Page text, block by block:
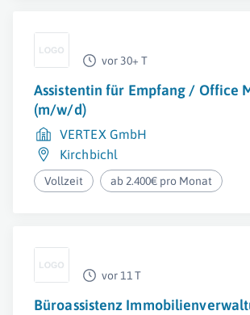
vor 30+ T
Assistentin für Empfang / Office
(m/w/d)
VERTEX GmbH
Kirchbichl
Vollzeit ab 2.400€ pro Monat
vor 11 T
Büroassistenz